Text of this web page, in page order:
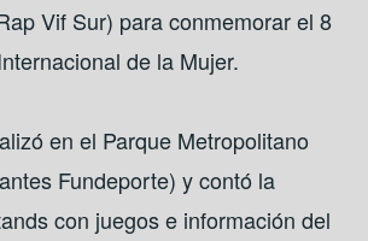
Vif Sur) para conmemorar el 8
de la Mujer.
en el Parque Metropolitano
Fundeporte) y contó la
con juegos e información del